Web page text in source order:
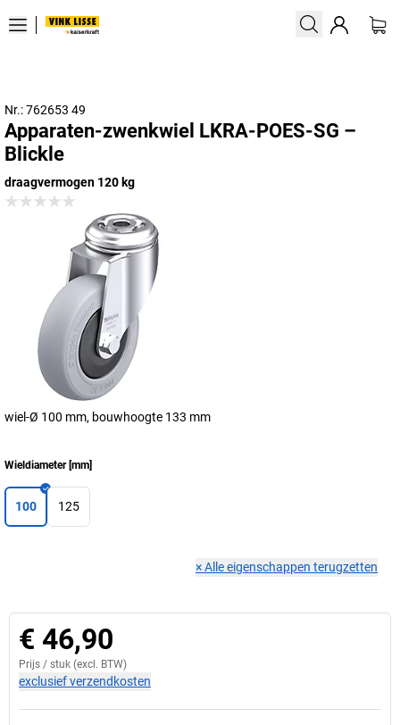
Nr.: 762653 49
Apparaten-zwenkwiel LKRA-POES-SG –
Blickle
draagvermogen 120 kg
wiel-Ø 100 mm, bouwhoogte 133 mm
Wieldiameter[mm]
100 125
×Alle eigenschappen terugzetten
€ 46,90
Prijs / stuk (excl. BTW)
exclusief verzendkosten